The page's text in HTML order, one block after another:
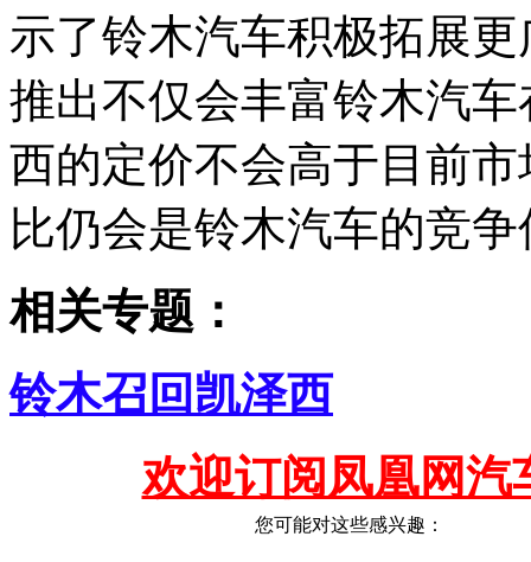
示了铃木汽车积极拓展
推出不仅会丰富铃木汽
西的定价不会高于目前
比仍会是铃木汽车的竞
相关专题：
铃木召回凯泽西
欢迎订阅凤凰网汽
您可能对这些感兴趣：